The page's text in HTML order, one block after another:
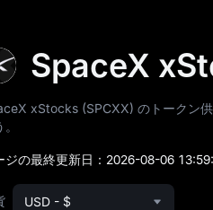
SpaceX
xStocks (SPCXX) のトークン
ジの最終更新日： 2026-08-06
USD - $